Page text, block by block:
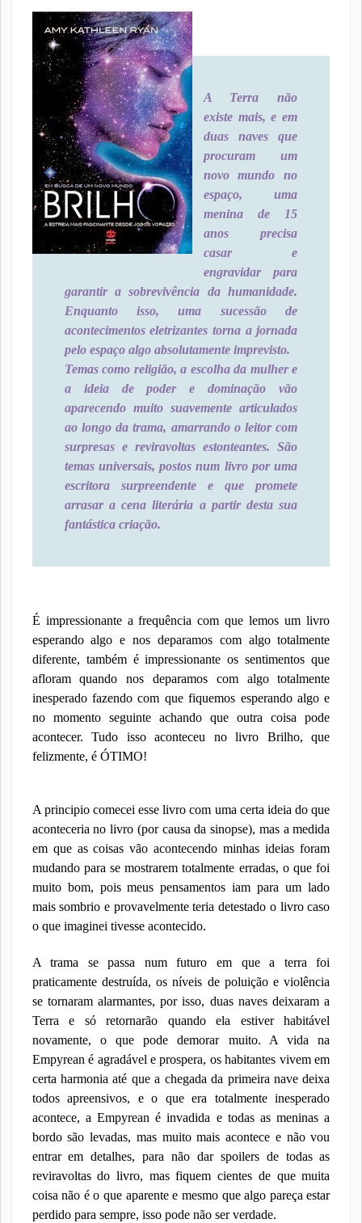
A Terra não
existe mais, e em
duas naves que
procuram um
novo mundo no
espaço, uma
menina de 15
anos precisa
casar e
engravidar para
garantir a sobrevivência da humanidade.
Enquanto isso, uma sucessão de
acontecimentos eletrizantes torna a jornada
pelo espaço algo absolutamente imprevisto.
Temas como religião, a escolha da mulher e
a ideia de poder e dominação vão
aparecendo muito suavemente articulados
ao longo da trama, amarrando o leitor com
surpresas e reviravoltas estonteantes. São
temas universais, postos num livro por uma
escritora surpreendente e que promete
arrasar a cena literária a partir desta sua
fantástica criação.
É impressionante a frequência com que lemos um livro
esperando algo e nos deparamos com algo totalmente
diferente, também é impressionante os sentimentos que
afloram quando nos deparamos com algo totalmente
inesperado fazendo com que fiquemos esperando algo e
no momento seguinte achando que outra coisa pode
acontecer. Tudo isso aconteceu no livro Brilho, que
felizmente, é ÓTIMO!
A principio comecei esse livro com uma certa ideia do que
aconteceria no livro (por causa da sinopse), mas a medida
em que as coisas vão acontecendo minhas ideias foram
mudando para se mostrarem totalmente erradas, o que foi
muito bom, pois meus pensamentos iam para um lado
mais sombrio e provavelmente teria detestado o livro caso
o que imaginei tivesse acontecido.
A trama se passa num futuro em que a terra foi
praticamente destruída, os níveis de poluição e violência
se tornaram alarmantes, por isso, duas naves deixaram a
Terra e só retornarão quando ela estiver habitável
novamente, o que pode demorar muito. A vida na
Empyrean é agradável e prospera, os habitantes vivem em
certa harmonia até que a chegada da primeira nave deixa
todos apreensivos, e o que era totalmente inesperado
acontece, a Empyrean é invadida e todas as meninas a
bordo são levadas, mas muito mais acontece e não vou
entrar em detalhes, para não dar spoilers de todas as
reviravoltas do livro, mas fiquem cientes de que muita
coisa não é o que aparente e mesmo que algo pareça estar
perdido para sempre, isso pode não ser verdade.